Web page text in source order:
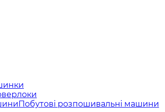
Побутові розпошивальні машини